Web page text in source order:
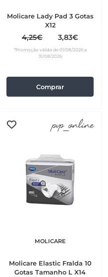
Molicare Lady Pad 3 Gotas
X12
4,25€ 3,83€
*Promoção válida de 01/08/2026 a
31/08/2026
Comprar
pvp_online
MOLICARE
Molicare Elastic Fralda 10
Gotas Tamanho L X14